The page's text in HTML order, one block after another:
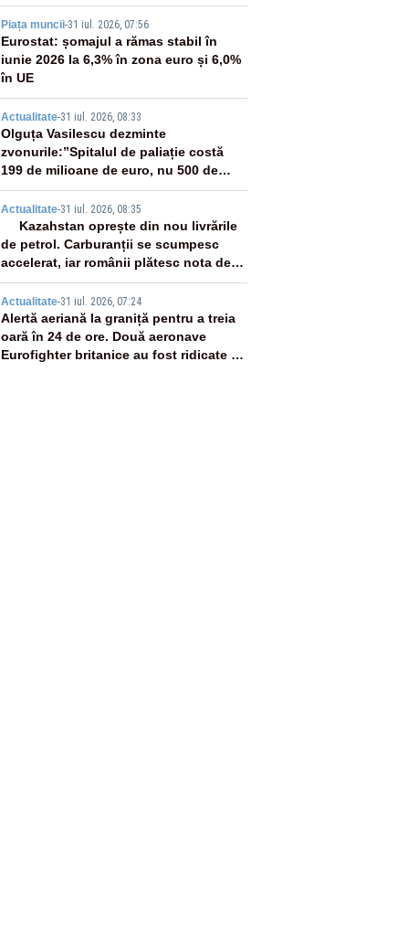
Piața muncii-31 iul. 2026, 07:56
Eurostat: șomajul a rămas stabil în
iunie 2026 la 6,3% în zona euro și 6,0%
în UE
Actualitate-31 iul. 2026, 08:33
Olguța Vasilescu dezminte
zvonurile:”Spitalul de paliație costă
199 de milioane de euro, nu 500 de
milioane”
Actualitate-31 iul. 2026, 08:35
Kazahstan oprește din nou livrările
de petrol. Carburanții se scumpesc
accelerat, iar românii plătesc nota de
plată
Actualitate-31 iul. 2026, 07:24
Alertă aeriană la graniță pentru a treia
oară în 24 de ore. Două aeronave
Eurofighter britanice au fost ridicate de